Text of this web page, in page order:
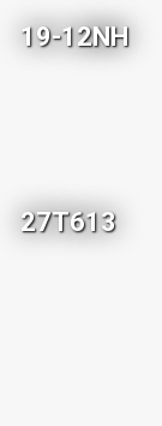
19-12NH
27T613